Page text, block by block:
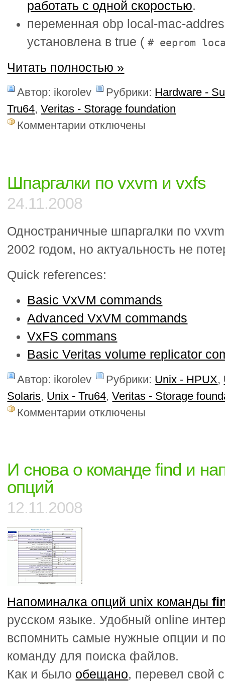
работать с одной скоростью.
переменная obp local-mac-
установлена в true (# eeprom
Читать полностью »
Автор: ikorolev Рубрики: Hardware -
Tru64,Veritas - Storage foundation
Комментарии записи
отключены
Шпаргалки по vxvm и vxfs
24.11.2008
Одностраничные шпаргалки по
2002 годом, но актуальность не
Quick references:
Basic VxVM commands
Advanced VxVM commands
VxFS commans
Basic Veritas volume replicator
Автор: ikorolev Рубрики: Unix - HPUX,
Solaris, Unix - Tru64,Veritas - Storage
Комментарии записи
vxfs
отключены
И снова о команде find и
опций
12.11.2008
Напоминалка опций unix команды
русском языке. Удобный online
вспомнить самые нужные опции и
команду для поиска файлов.
Как и было обещано, перевел свой